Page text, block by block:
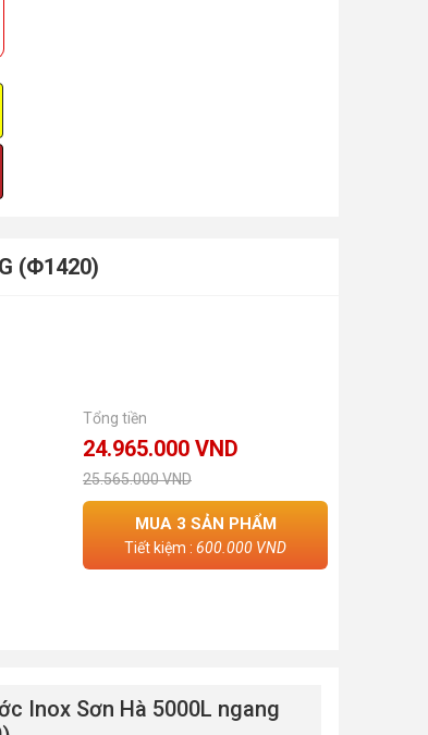
(Φ1420)
Tổng tiền
24.965.000 VND
25.565.000 VND
MUA 3 SẢN PHẨM
Tiết kiệm : 600.000 VND
Inox Sơn Hà 5000L ngang